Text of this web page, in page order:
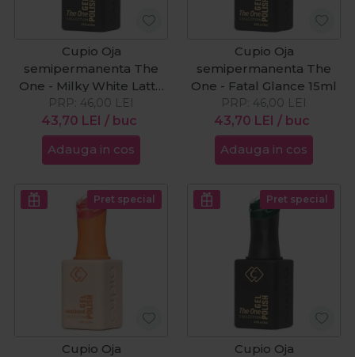
Cupio Oja
semipermanenta The
One - Milky White Latte
15ml
43,70 LEI / buc
PRP: 46,00 LEI
Adauga in cos
Cupio Oja
semipermanenta The
One - Fatal Glance 15ml
43,70 LEI / buc
PRP: 46,00 LEI
Adauga in cos
Pret special
Cupio Oja
Pret special
Cupio Oja